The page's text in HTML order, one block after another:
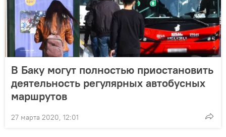
В Баку могут полностью приостановить
деятельность регулярных автобусных
маршрутов
27 марта 2020, 12:01